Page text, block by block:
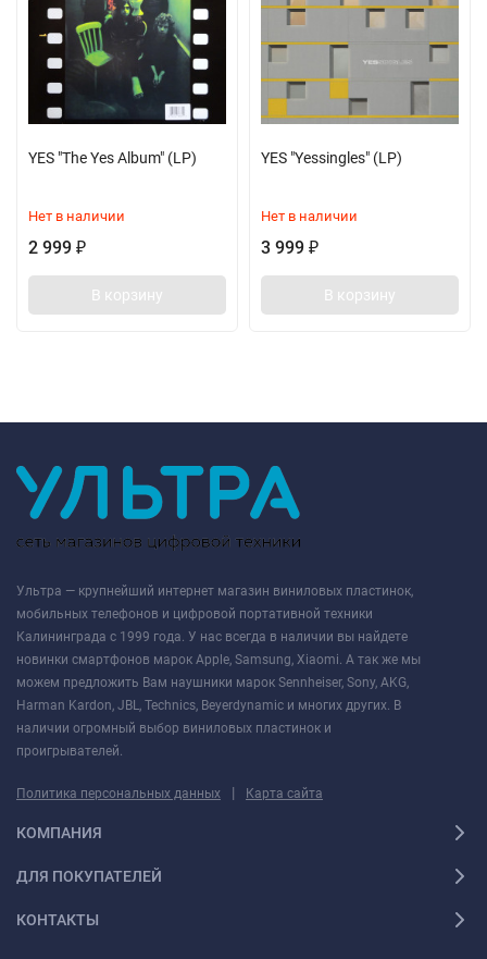
YES "The Yes Album" (LP)
Нет в наличии
2 999 ₽
В корзину
YES "Yessingles" (LP)
Нет в наличии
3 999 ₽
В корзину
Ультра — крупнейший интернет магазин виниловых пластинок,
мобильных телефонов и цифровой портативной техники
Калининграда с 1999 года. У нас всегда в наличии вы найдете
новинки смартфонов марок Apple, Samsung, Xiaomi. А так же мы
можем предложить Вам наушники марок Sennheiser, Sony, AKG,
Harman Kardon, JBL, Technics, Beyerdynamic и многих других. В
наличии огромный выбор виниловых пластинок и
проигрывателей.
Политика персональных данных | Карта сайта
КОМПАНИЯ
ДЛЯ ПОКУПАТЕЛЕЙ
КОНТАКТЫ